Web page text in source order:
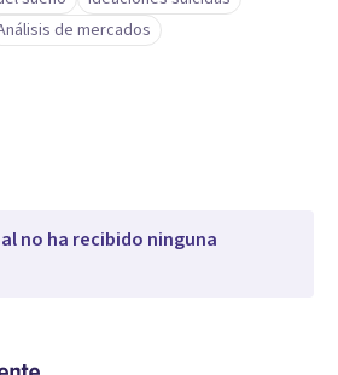
de mercados
no ha recibido ninguna